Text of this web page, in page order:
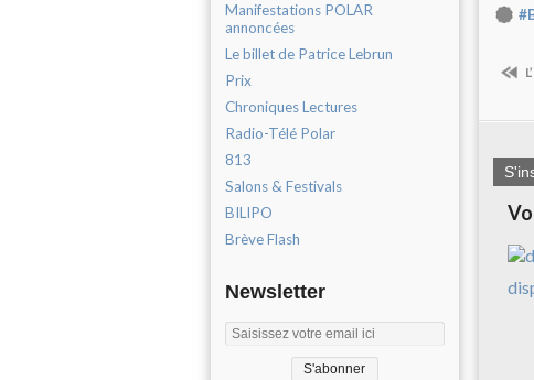
Manifestations POLAR
annoncées
Le billet de Patrice Lebrun
Prix
Chroniques Lectures
Radio-Télé Polar
813
Salons & Festivals
BILIPO
Brève Flash
Newsletter